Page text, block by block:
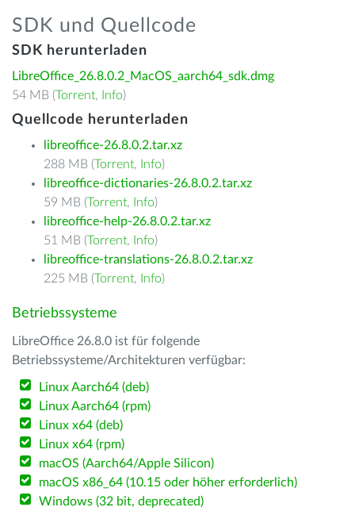
SDK und Quellcode
SDK herunterladen
LibreOffice_26.8.0.2_MacOS_aarch64_sdk.dmg
54 MB (Torrent, Info)
Quellcode herunterladen
libreoffice-26.8.0.2.tar.xz
288 MB (Torrent, Info)
libreoffice-dictionaries-26.8.0.2.tar.xz
59 MB (Torrent, Info)
libreoffice-help-26.8.0.2.tar.xz
51 MB (Torrent, Info)
libreoffice-translations-26.8.0.2.tar.xz
225 MB (Torrent, Info)
Betriebssysteme
LibreOffice 26.8.0 ist für folgende
Betriebssysteme/Architekturen verfügbar:
Linux Aarch64 (deb)
Linux Aarch64 (rpm)
Linux x64 (deb)
Linux x64 (rpm)
macOS (Aarch64/Apple Silicon)
macOS x86_64 (10.15 oder höher erforderlich)
Windows (32 bit, deprecated)